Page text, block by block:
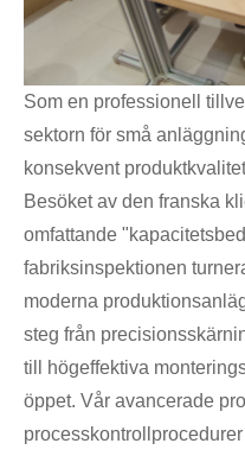
Som en professionell
sektorn för små
konsekvent
Besöket av den franska
omfattande
fabriksinspektionen
moderna
steg från
till högeffektiva
öppet. Vår avancerade